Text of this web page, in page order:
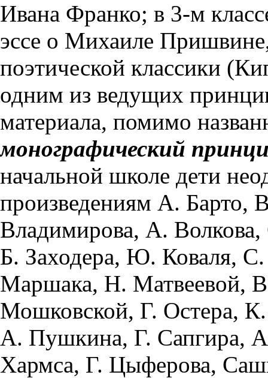
Ивана Франко; в 3-м
эссе о Михаиле
поэтической классики
одним из ведущих
материала, помимо
монографический
начальной школе дети
произведениям А. Барто,
Владимирова, А. Волкова,
Б. Заходера, Ю. Коваля,
Маршака, Н. Матвеевой,
Мошковской, Г. Остера,
А. Пушкина, Г. Сапгира,
Хармса, Г. Цыферова,